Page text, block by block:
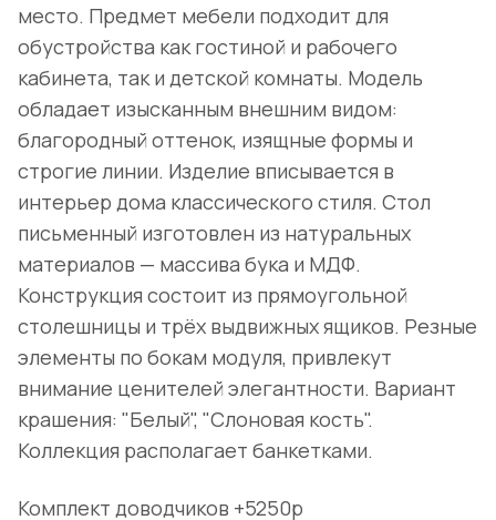
место. Предмет мебели подходит для
обустройства как гостиной и рабочего
кабинета, так и детской комнаты. Модель
обладает изысканным внешним видом:
благородный оттенок, изящные формы и
строгие линии. Изделие вписывается в
интерьер дома классического стиля. Стол
письменный изготовлен из натуральных
материалов — массива бука и МДФ.
Конструкция состоит из прямоугольной
столешницы и трёх выдвижных ящиков. Резные
элементы по бокам модуля, привлекут
внимание ценителей элегантности. Вариант
крашения: "Белый", "Слоновая кость".
Коллекция располагает банкетками.
Комплект доводчиков +5250р